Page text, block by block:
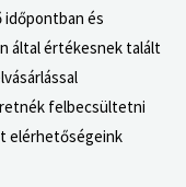
időpontban és
által értékesnek talált
felbecsültetni
elérhetőségeink